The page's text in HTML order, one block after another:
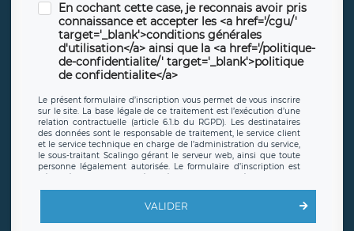
En cochant cette case, je reconnais avoir pris
connaissance et accepter les <a href='/cgu/'
target='_blank'>conditions générales
d'utilisation</a> ainsi que la <a href='/politique-
de-confidentialite/' target='_blank'>politique
de confidentialite</a>
Le présent formulaire d’inscription vous permet de vous inscrire
sur le site. La base légale de ce traitement est l’exécution d’une
relation contractuelle (article 6.1.b du RGPD). Les destinataires
des données sont le responsable de traitement, le service client
et le service technique en charge de l’administration du service,
le sous-traitant Scalingo gérant le serveur web, ainsi que toute
personne légalement autorisée. Le formulaire d’inscription est
offrant desclauses de protection conformes au RGPD. Les
en sollicite la suppression, étant entendu que vous pouvez
demander la suppression de vos données et retirer votre
VALIDER